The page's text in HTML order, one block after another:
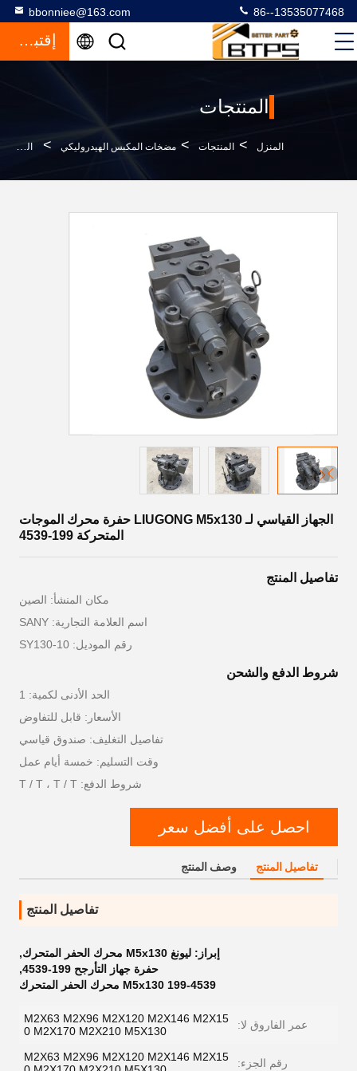
bbonniee@163.com 86--13535077468
إقتباس
المنتجات
المنزل > المنتجات > مضخات المكبس الهيدروليكي > الجهاز القياسي لـ LIUGONG M5x130 حفرة محرك الموجات المتحركة 199-4539
الجهاز القياسي لـ LIUGONG M5x130 حفرة محرك الموجات
المتحركة 199-4539
تفاصيل المنتج
مكان المنشأ: الصين
اسم العلامة التجارية: SANY
رقم الموديل: SY130-10
شروط الدفع والشحن
الحد الأدنى لكمية: 1
الأسعار: قابل للتفاوض
تفاصيل التغليف: صندوق قياسي
وقت التسليم: خمسة أيام عمل
شروط الدفع: T / T ، T / T
احصل على أفضل سعر
تفاصيل المنتج وصف المنتج
تفاصيل المنتج
إبراز: ليونغ M5x130 محرك الحفر المتحرك
,
حفرة جهاز التأرجح 199-4539
,
199-4539 M5x130 محرك الحفر المتحرك
عمر الفاروق لا:
M2X63 M2X96 M2X120 M2X146 M2X15
0 M2X170 M2X210 M5X130
رقم الجزء:
M2X63 M2X96 M2X120 M2X146 M2X15